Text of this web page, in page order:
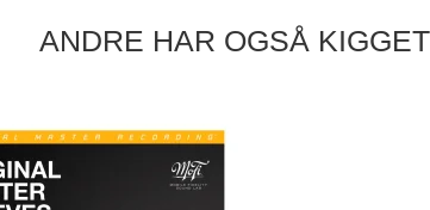
ANDRE HAR OGSÅ